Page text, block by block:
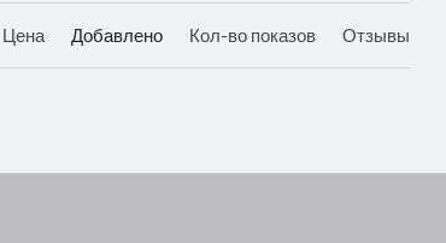
Цена Добавлено Кол-во показов Отзывы